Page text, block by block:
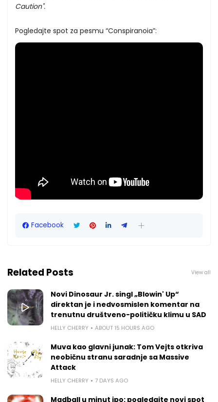
Caution".
Pogledajte spot za pesmu “Conspiranoia”:
Facebook
Related Posts View all
Novi Dinosaur Jr. singl „Blowin' Up“
direktan je i nedvosmislen komentar na
trenutnu društveno-političku klimu u SAD
HELLY CHERRY ABOUT 15 HOURS AGO
Muva kao glavni junak: Tom Vejts otkriva
neobičnu stranu saradnje sa Massive
Attack
HELLY CHERRY 7 DAYS AGO
Madball u minut ipo: pogledajte novi spot